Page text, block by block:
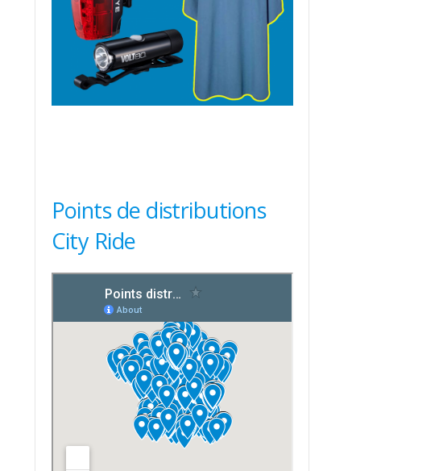
Points de distributions
City Ride